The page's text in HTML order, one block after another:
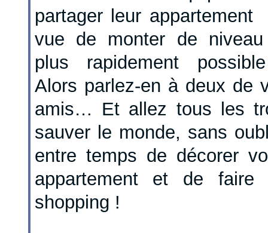
partager leur appartement
vue de monter de
plus rapidement
Alors parlez-en à deux de
amis… Et allez tous les
sauver le monde, sans
entre temps de décorer
appartement et de faire
shopping !